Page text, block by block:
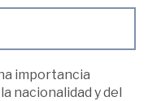
importancia
nacionalidad y del